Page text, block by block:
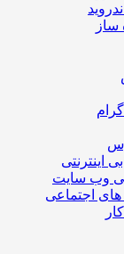
ساز
اینترنتی
وب سایت
اجتماعی